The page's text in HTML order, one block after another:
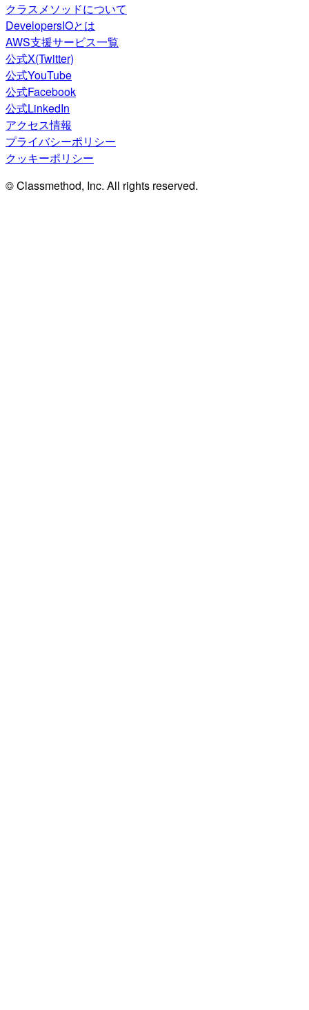
クラスメソッドについて
DevelopersIOとは
AWS支援サービス一覧
公式X(Twitter)
公式YouTube
公式Facebook
公式LinkedIn
アクセス情報
プライバシーポリシー
クッキーポリシー
© Classmethod, Inc. All rights reserved.